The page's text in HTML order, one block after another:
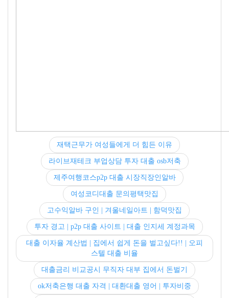
재택근무가 여성들에게 더 힘든 이유
라이브재테크 부업상담 투자 대출 osb저축
제주여행코스p2p 대출 시장직장인알바
여성코디대출 문의평택맛집
고수익알바 구인 | 겨울네일아트 | 함덕맛집
투자 경고 | p2p 대출 사이트 | 대출 인지세 계정과목
대출 이자율 계산법 | 집에서 쉽게 돈을 벌고싶다!! | 오피
스텔 대출 비율
대출금리 비교공시 무직자 대부 집에서 돈벌기
ok저축은행 대출 자격 | 대환대출 영어 | 투자비중